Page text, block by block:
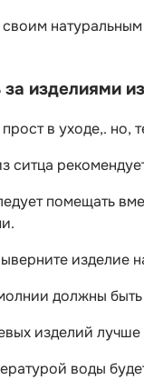
своим
изделиями
в уходе,. но,
ситца
помещать
изделие
должны быть
изделий
воды